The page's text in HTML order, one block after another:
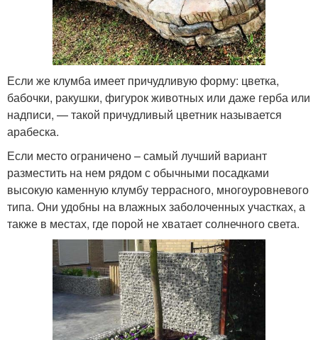
Если же клумба имеет причудливую форму: цветка,
бабочки, ракушки, фигурок животных или даже герба или
надписи, — такой причудливый цветник называется
арабеска.
Если место ограничено – самый лучший вариант
разместить на нем рядом с обычными посадками
высокую каменную клумбу террасного, многоуровневого
типа. Они удобны на влажных заболоченных участках, а
также в местах, где порой не хватает солнечного света.